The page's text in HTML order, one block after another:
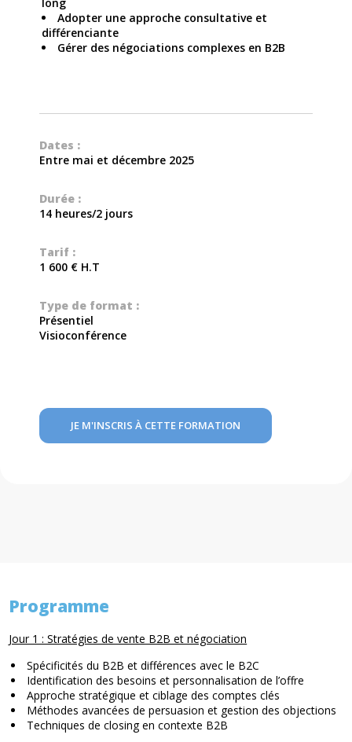
Adopter une approche consultative et
différenciante
Gérer des négociations complexes en B2B
Dates :
Entre mai et décembre 2025
Durée :
14 heures/2 jours
Tarif :
1 600 € H.T
Type de format :
Présentiel
Visioconférence
JE M'INSCRIS À CETTE FORMATION
Programme
Jour 1 : Stratégies de vente B2B et négociation
Spécificités du B2B et différences avec le B2C
Identification des besoins et personnalisation de l’offre
Approche stratégique et ciblage des comptes clés
Méthodes avancées de persuasion et gestion des objections
Techniques de closing en contexte B2B